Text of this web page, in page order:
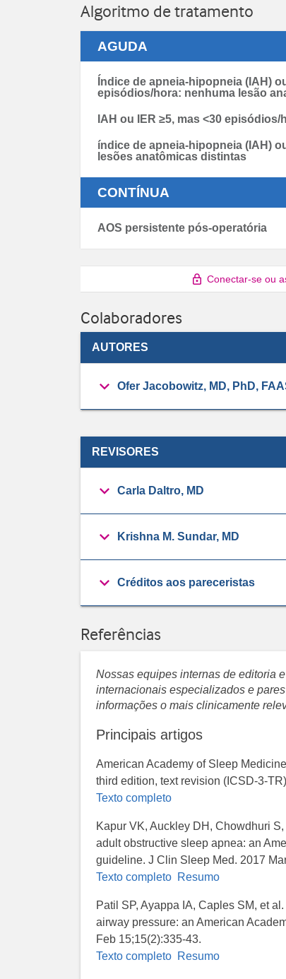
Algoritmo de tratamento
AGUDA
Índice de apneia-hipopneia (IAH)
episódios/hora: nenhuma lesão
IAH ou IER ≥5, mas <30
índice de apneia-hipopneia (IAH)
lesões anatômicas distintas
CONTÍNUA
AOS persistente pós-operatória
Conectar-se ou
Colaboradores
AUTORES
Ofer Jacobowitz, MD, PhD,
REVISORES
Carla Daltro, MD
Krishna M. Sundar, MD
Créditos aos pareceristas
Referências
Nossas equipes internas de editoria
internacionais especializados e
informações o mais clinicamente
Principais artigos
American Academy of Sleep
third edition, text revision (ICSD-3-
Texto completo
Kapur VK, Auckley DH, Chowdhuri
adult obstructive sleep apnea: an
guideline. J Clin Sleep Med. 2017
Texto completo Resumo
Patil SP, Ayappa IA, Caples SM, et
airway pressure: an American
Feb 15;15(2):335-43.
Texto completo Resumo